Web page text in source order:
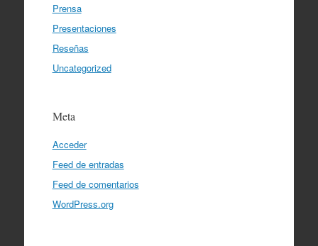
Prensa
Presentaciones
Reseñas
Uncategorized
Meta
Acceder
Feed de entradas
Feed de comentarios
WordPress.org